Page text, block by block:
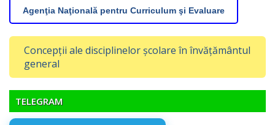
Agenţia Naţională pentru Curriculum şi Evaluare
Concepții ale disciplinelor școlare în învățământul
general
TELEGRAM